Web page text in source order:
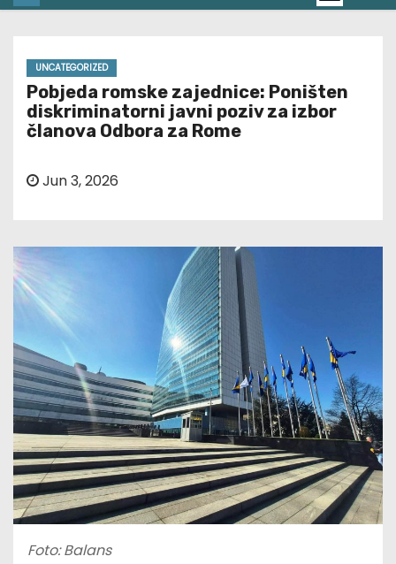
UNCATEGORIZED
Pobjeda romske zajednice: Poništen
diskriminatorni javni poziv za izbor
članova Odbora za Rome
Jun 3, 2026
Foto: Balans